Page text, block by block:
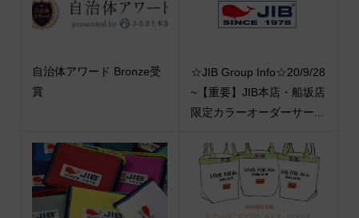
自治体アワード Bronze受
賞
☆JIB Group Info☆20/9/28
~【重要】JIB本店・船坂店
限定カラーオーダーサー...